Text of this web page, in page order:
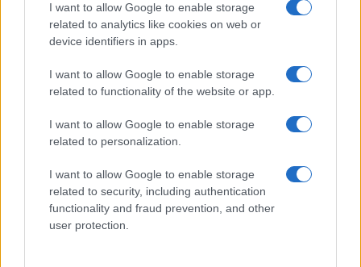
I want to allow Google to enable storage
related to analytics like cookies on web or
device identifiers in apps.
I want to allow Google to enable storage
related to functionality of the website or app.
I want to allow Google to enable storage
related to personalization.
I want to allow Google to enable storage
related to security, including authentication
functionality and fraud prevention, and other
user protection.
NERD NEWS